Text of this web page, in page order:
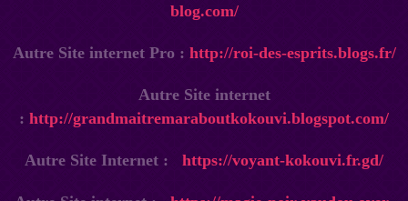
blog.com/
Autre Site internet Pro : http://roi-des-esprits.blogs.fr/
Autre Site internet
: http://grandmaitremaraboutkokouvi.blogspot.com/
Autre Site Internet : https://voyant-kokouvi.fr.gd/